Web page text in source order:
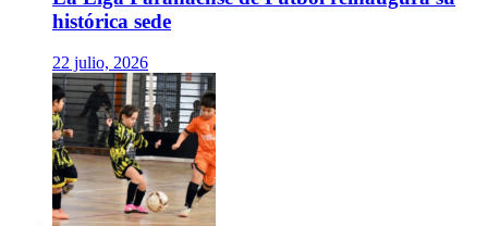
histórica sede
22 julio, 2026